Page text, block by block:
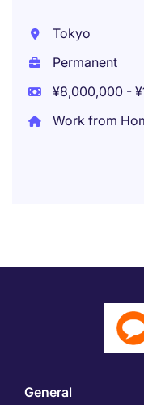
Tokyo
Permanent
¥8,000,000 -
Work from
General